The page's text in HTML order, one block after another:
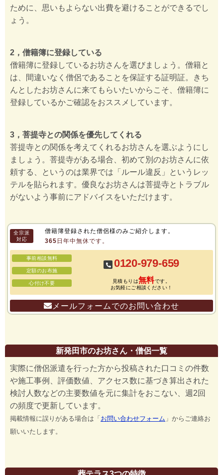
ために、思いもよらない出費を避けることができるでし
ょう。
2，僧籍簿に登録している
僧籍簿に登録しているお坊さんを選びましょう。僧籍と
は、間違いなく僧侶であることを保証する証明証。きち
んとしたお坊さんに来てもらいたいからこそ、僧籍簿に
登録しているかご確認をおススメしています。
3，菩提寺との関係を優先してくれる
菩提寺との関係を考えてくれるお坊さんを選ぶようにし
ましょう。菩提寺がある場合、初めて別のお坊さんに依
頼する、というのは業界では「ルール違反」というレッ
テルを貼られます。優良なお坊さんは菩提寺とトラブル
がないよう事前にアドバイスをいただけます。
全宗派
対応
僧籍簿登録された僧侶様のみご紹介します。
365日年中無休です。
事前相談無料
定額のお布施
心付け不要
0120-979-659
見積もりは無料です。
お気軽にご相談ください！
メールフォームでのお問い合わせ
新発田市のお坊さん・僧侶一覧
実際に僧侶派遣を行った方から投稿された口コミの件数
や施工事例、評価数値、アクセス数に基づき算出された
検討人数などの主要数値を元に集計をおこない、週2回
の頻度で更新しています。
掲載情報に誤りがある場合は「お問い合わせフォーム 」からご連絡お
願いいたします。